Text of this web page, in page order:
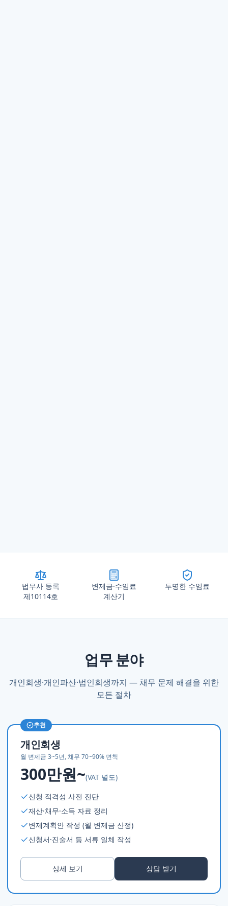
법무사 등록
제10114호
변제금·수임료
계산기
투명한 수임료
업무 분야
개인회생·개인파산·법인회생까지 — 채무 문제 해결을 위한
모든 절차
추천
개인회생
월 변제금 3~5년, 채무 70~90% 면책
300만원~(VAT 별도)
신청 적격성 사전 진단
재산·채무·소득 자료 정리
변제계획안 작성 (월 변제금 산정)
신청서·진술서 등 서류 일체 작성
상세 보기 상담 받기